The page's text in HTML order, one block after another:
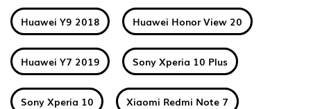
Huawei Y9 2018 Huawei Honor View 20
Huawei Y7 2019 Sony Xperia 10 Plus
Sony Xperia 10 Xiaomi Redmi Note 7